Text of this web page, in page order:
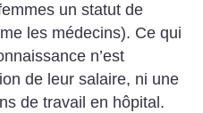
un statut de
les médecins). Ce qui
n’est
de leur salaire, ni une
de travail en hôpital.